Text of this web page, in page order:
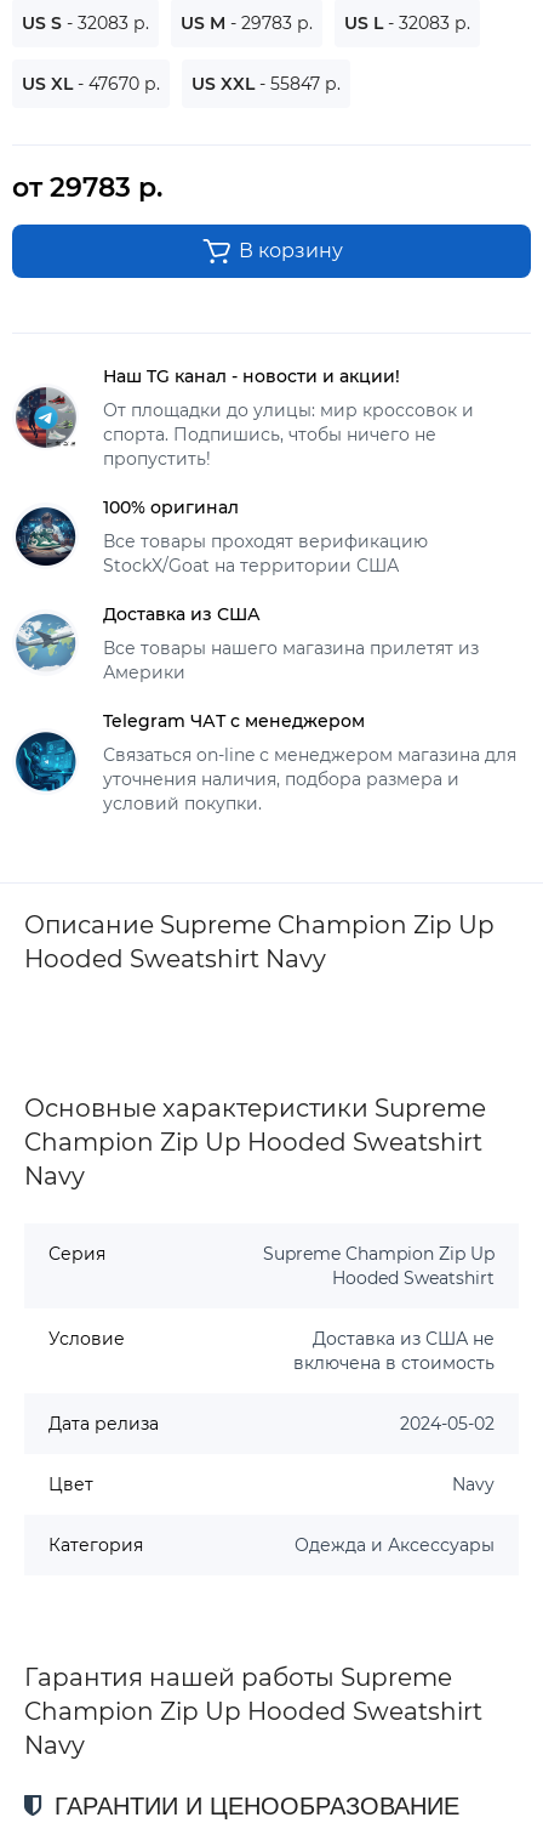
US S - 32083 р. US M - 29783 р. US L- 32083 р.
US XL- 47670 р. US XXL- 55847 р.
от 29783 р.
В корзину
Наш TG канал - новости и акции!
От площадки до улицы: мир кроссовок и
спорта. Подпишись, чтобы ничего не
пропустить!
100% оригинал
Все товары проходят верификацию
StockX/Goat на территории США
Доставка из США
Все товары нашего магазина прилетят из
Америки
Telegram ЧАТ с менеджером
Связаться on-line с менеджером магазина для
уточнения наличия, подбора размера и
условий покупки.
Описание Supreme Champion Zip Up
Hooded Sweatshirt Navy
Основные характеристики Supreme
Champion Zip Up Hooded Sweatshirt
Navy
Серия
Supreme Champion Zip Up
Hooded Sweatshirt
Условие
Доставка из США не
включена в стоимость
Дата релиза 2024-05-02
Цвет Navy
Категория Одежда и Аксессуары
Гарантия нашей работы Supreme
Champion Zip Up Hooded Sweatshirt
Navy
ГАРАНТИИ И ЦЕНООБРАЗОВАНИЕ